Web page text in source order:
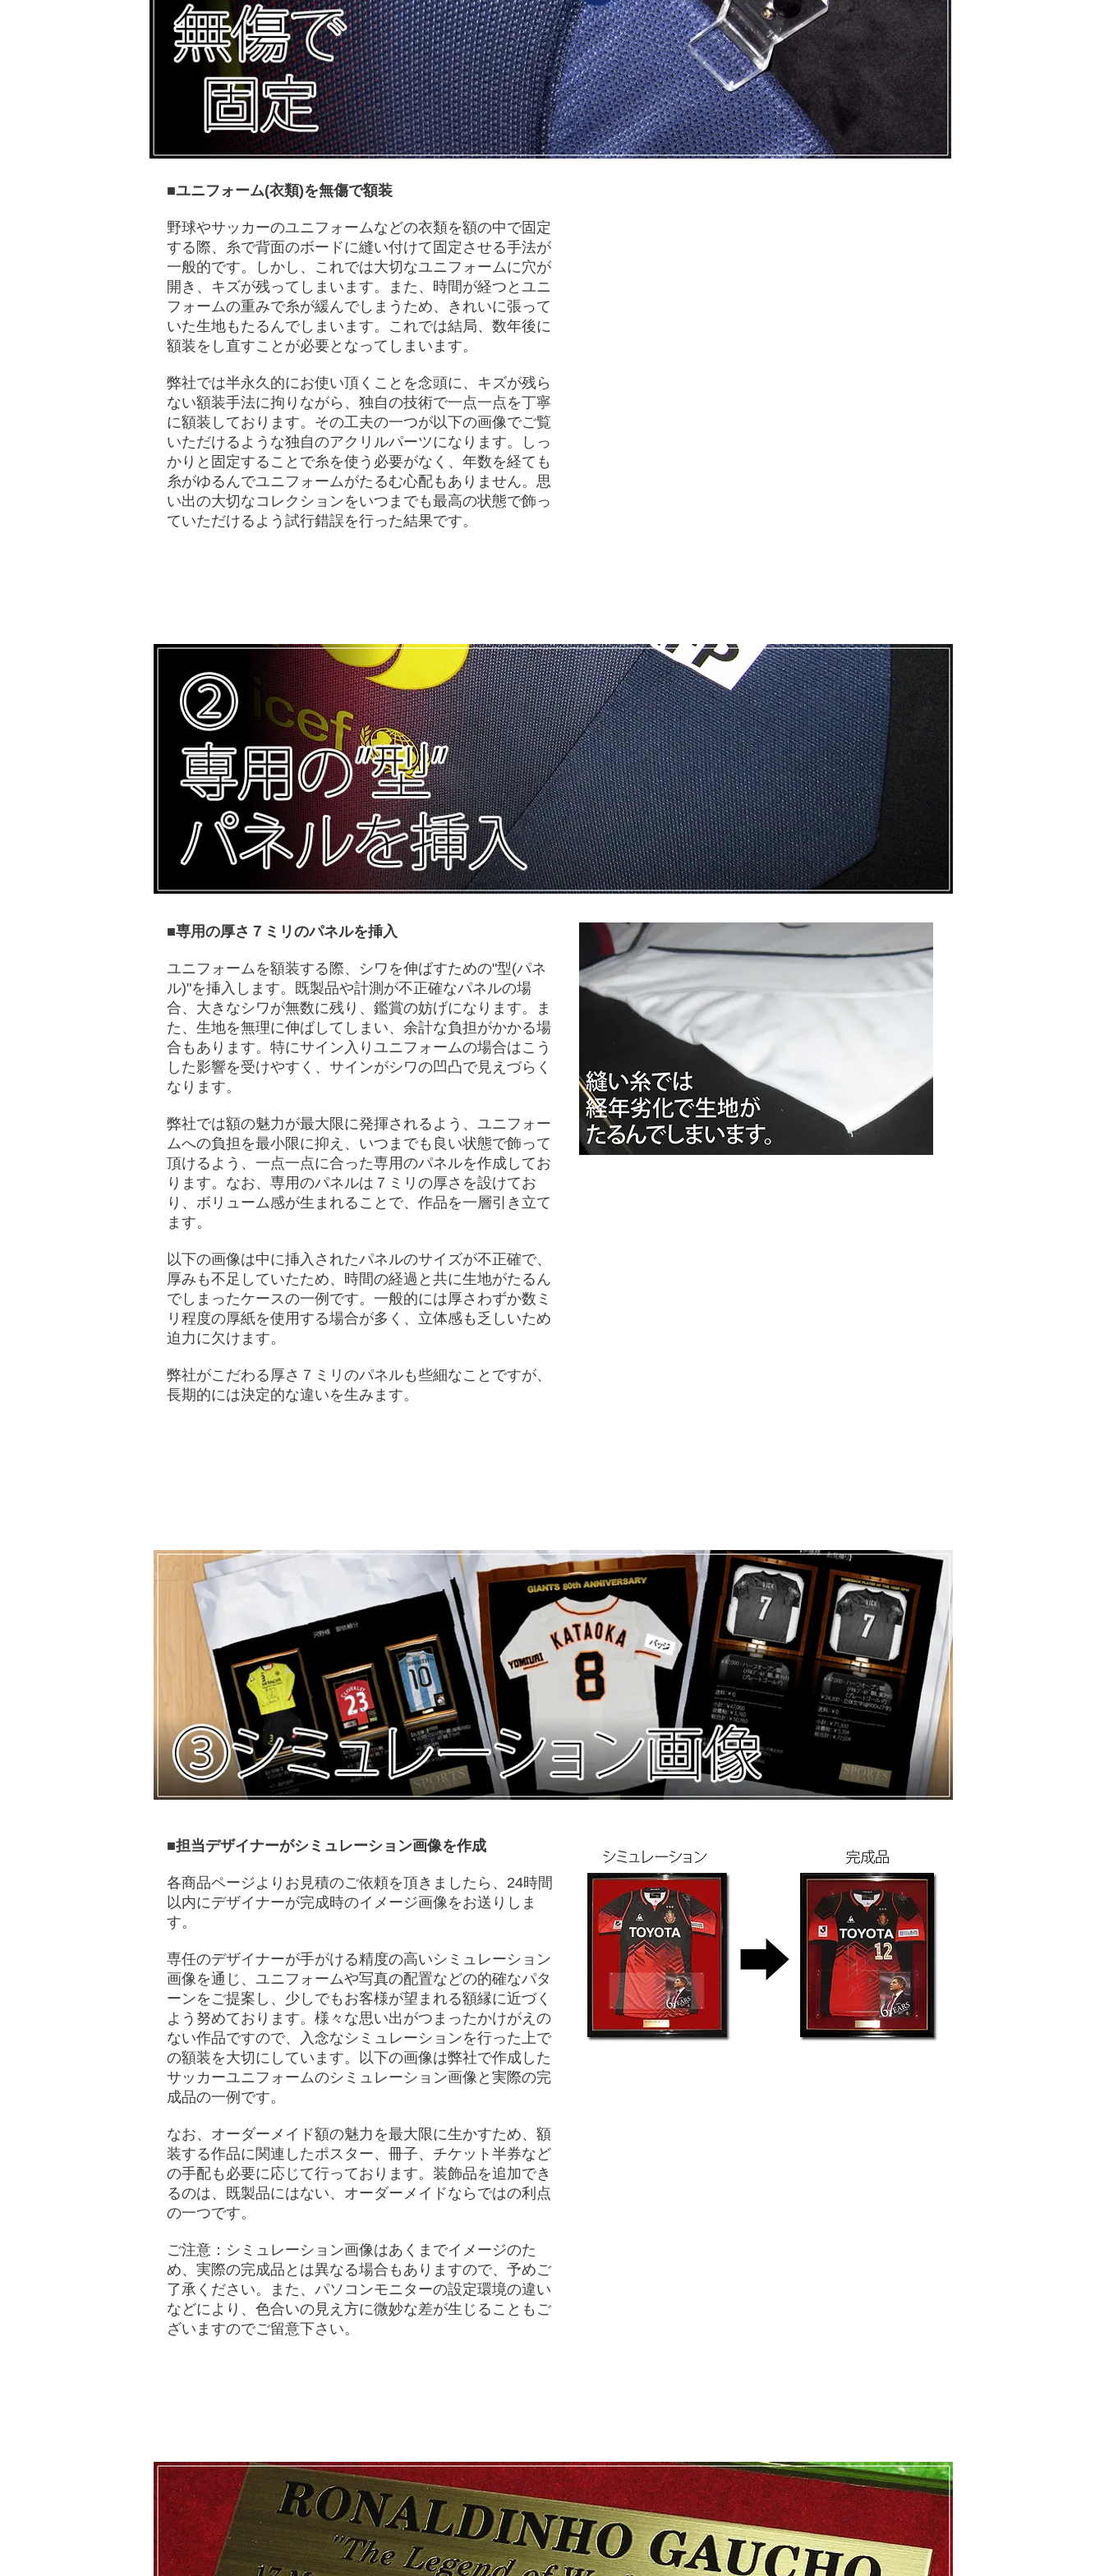
戻る
■ユニフォーム(衣類)を無傷で額装
野球やサッカーのユニフォームなどの衣類を額の中で固定
する際、糸で背面のボードに縫い付けて固定させる手法が
一般的です。しかし、これでは大切なユニフォームに穴が
開き、キズが残ってしまいます。また、時間が経つとユニ
フォームの重みで糸が緩んでしまうため、きれいに張って
いた生地もたるんでしまいます。これでは結局、数年後に
額装をし直すことが必要となってしまいます。
弊社では半永久的にお使い頂くことを念頭に、キズが残ら
ない額装手法に拘りながら、独自の技術で一点一点を丁寧
に額装しております。その工夫の一つが以下の画像でご覧
いただけるような独自のアクリルパーツになります。しっ
かりと固定することで糸を使う必要がなく、年数を経ても
糸がゆるんでユニフォームがたるむ心配もありません。思
い出の大切なコレクションをいつまでも最高の状態で飾っ
ていただけるよう試行錯誤を行った結果です。
■専用の厚さ７ミリのパネルを挿入
ユニフォームを額装する際、シワを伸ばすための"型(パネ
ル)"を挿入します。既製品や計測が不正確なパネルの場
合、大きなシワが無数に残り、鑑賞の妨げになります。ま
た、生地を無理に伸ばしてしまい、余計な負担がかかる場
合もあります。特にサイン入りユニフォームの場合はこう
した影響を受けやすく、サインがシワの凹凸で見えづらく
なります。
弊社では額の魅力が最大限に発揮されるよう、ユニフォー
ムへの負担を最小限に抑え、いつまでも良い状態で飾って
頂けるよう、一点一点に合った専用のパネルを作成してお
ります。なお、専用のパネルは７ミリの厚さを設けてお
り、ボリューム感が生まれることで、作品を一層引き立て
ます。
以下の画像は中に挿入されたパネルのサイズが不正確で、
厚みも不足していたため、時間の経過と共に生地がたるん
でしまったケースの一例です。一般的には厚さわずか数ミ
リ程度の厚紙を使用する場合が多く、立体感も乏しいため
迫力に欠けます。
弊社がこだわる厚さ７ミリのパネルも些細なことですが、
長期的には決定的な違いを生みます。
■担当デザイナーがシミュレーション画像を作成
各商品ページよりお見積のご依頼を頂きましたら、24時間
以内にデザイナーが完成時のイメージ画像をお送りしま
す。
専任のデザイナーが手がける精度の高いシミュレーション
画像を通じ、ユニフォームや写真の配置などの的確なパタ
ーンをご提案し、少しでもお客様が望まれる額縁に近づく
よう努めております。様々な思い出がつまったかけがえの
ない作品ですので、入念なシミュレーションを行った上で
の額装を大切にしています。以下の画像は弊社で作成した
サッカーユニフォームのシミュレーション画像と実際の完
成品の一例です。
なお、オーダーメイド額の魅力を最大限に生かすため、額
装する作品に関連したポスター、冊子、チケット半券など
の手配も必要に応じて行っております。装飾品を追加でき
るのは、既製品にはない、オーダーメイドならではの利点
の一つです。
ご注意：シミュレーション画像はあくまでイメージのた
め、実際の完成品とは異なる場合もありますので、予めご
了承ください。また、パソコンモニターの設定環境の違い
などにより、色合いの見え方に微妙な差が生じることもご
ざいますのでご留意下さい。